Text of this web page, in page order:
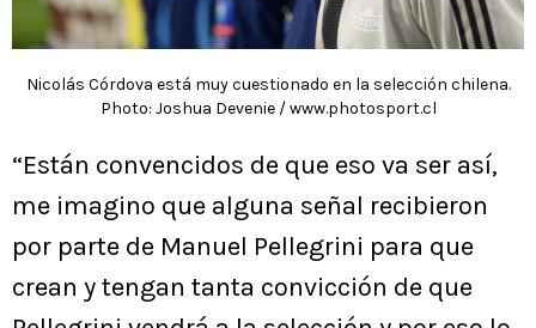
Nicolás Córdova está muy cuestionado en la selección chilena.
Photo: Joshua Devenie / www.photosport.cl
“Están convencidos de que eso va ser así,
me imagino que alguna señal recibieron
por parte de Manuel Pellegrini para que
crean y tengan tanta convicción de que